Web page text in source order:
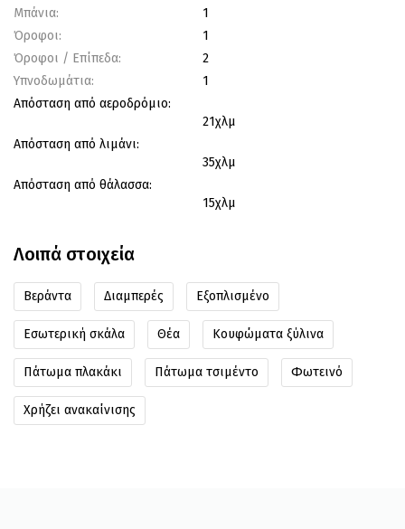
Μπάνια:
1
Όροφοι:
1
Όροφοι / Επίπεδα:
2
Υπνοδωμάτια:
1
Απόσταση από αεροδρόμιο:
21χλμ
Απόσταση από λιμάνι:
35χλμ
Απόσταση από θάλασσα:
15χλμ
Λοιπά στοιχεία
Βεράντα Διαμπερές Εξοπλισμένο
Εσωτερική σκάλα Θέα Κουφώματα ξύλινα
Πάτωμα πλακάκι Πάτωμα τσιμέντο Φωτεινό
Χρήζει ανακαίνισης